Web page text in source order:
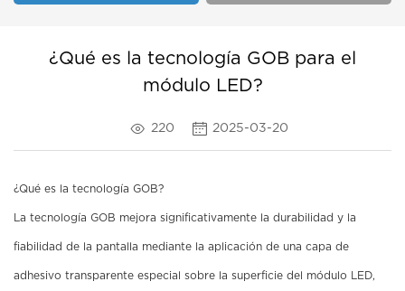
¿Qué es la tecnología GOB para el
módulo LED?
220 2025-03-20
¿Qué es la tecnología GOB?
La tecnología GOB mejora significativamente la durabilidad y la
fiabilidad de la pantalla mediante la aplicación de una capa de
adhesivo transparente especial sobre la superficie del módulo LED,